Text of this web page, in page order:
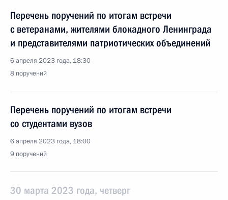
Перечень поручений по итогам встречи
с ветеранами, жителями блокадного Ленинграда
и представителями патриотических объединений
6 апреля 2023 года, 18:30
8 поручений
Перечень поручений по итогам встречи
со студентами вузов
6 апреля 2023 года, 18:00
9 поручений
30 марта 2023 года, четверг